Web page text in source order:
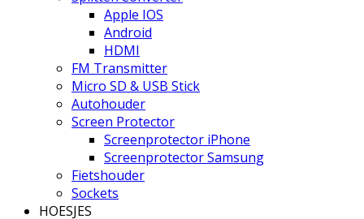
Apple IOS
Android
HDMI
FM Transmitter
Micro SD & USB Stick
Autohouder
Screen Protector
Screenprotector iPhone
Screenprotector Samsung
Fietshouder
Sockets
HOESJES